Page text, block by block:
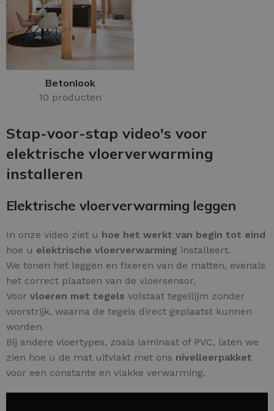
Betonlook
10 producten
Stap-voor-stap video's voor
elektrische vloerverwarming
installeren
Elektrische vloerverwarming leggen
In onze video ziet u hoe het werkt van begin tot eind
hoe u elektrische vloerverwarming installeert.
We tonen het leggen en fixeren van de matten, evenals
het correct plaatsen van de vloersensor.
Voor vloeren met tegels volstaat tegellijm zonder
voorstrijk, waarna de tegels direct geplaatst kunnen
worden.
Bij andere vloertypes, zoals laminaat of PVC, laten we
zien hoe u de mat uitvlakt met ons nivelleerpakket
voor een constante en vlakke verwarming.